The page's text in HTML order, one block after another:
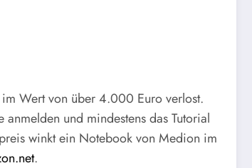
Wert von über 4.000 Euro verlost.
und mindestens das Tutorial
winkt ein Notebook von Medion im
.